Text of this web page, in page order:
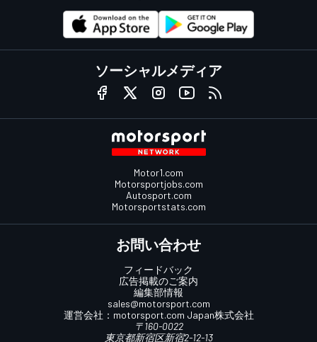
ソーシャルメディア
Motor1.com
Motorsportjobs.com
Autosport.com
Motorsportstats.com
お問い合わせ
フィードバック
広告掲載のご案内
編集部情報
sales@motorsport.com
運営会社： motorsport.com Japan株式会社
〒160-0022
東京都新宿区新宿2-12-13